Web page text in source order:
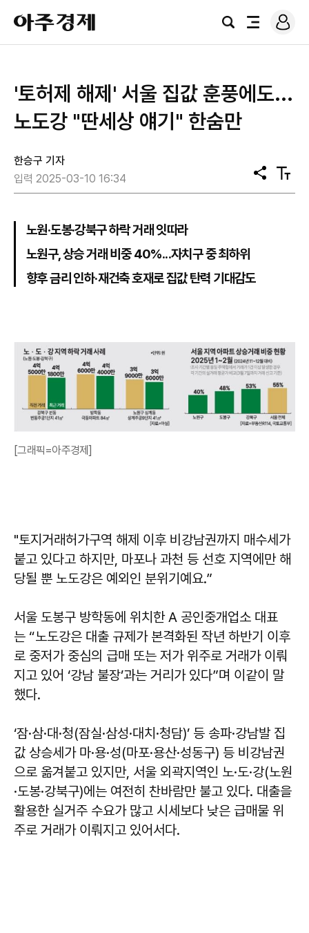
아
주
경
검
전
로
그
'토허제 해제' 서울 집값 훈풍에도...
노도강 "딴세상 얘기" 한숨만
한승구 기자
입력 2025-03-10 16:34
공
유
텍
스
노원·도봉·강북구 하락 거래 잇따라
노원구, 상승 거래 비중 40%...자치구 중 최하위
향후 금리 인하·재건축 호재로 집값 탄력 기대감도
[그래픽=아주경제]
"토지거래허가구역 해제 이후 비강남권까지 매수세가
붙고 있다고 하지만, 마포나 과천 등 선호 지역에만 해
당될 뿐 노도강은 예외인 분위기예요.”
서울 도봉구 방학동에 위치한 A 공인중개업소 대표
는 “노도강은 대출 규제가 본격화된 작년 하반기 이후
로 중저가 중심의 급매 또는 저가 위주로 거래가 이뤄
지고 있어 ‘강남 불장’과는 거리가 있다”며 이같이 말
했다.
‘잠·삼·대·청(잠실·삼성·대치·청담)’ 등 송파·강남발 집
값 상승세가 마·용·성(마포·용산·성동구) 등 비강남권
으로 옮겨붙고 있지만, 서울 외곽지역인 노·도·강(노원
·도봉·강북구)에는 여전히 찬바람만 불고 있다. 대출을
활용한 실거주 수요가 많고 시세보다 낮은 급매물 위
주로 거래가 이뤄지고 있어서다.